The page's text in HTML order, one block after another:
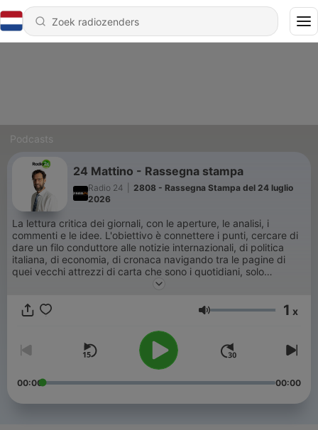
Podcasts
24 Mattino - Rassegna stampa
Radio 24
2808 - Rassegna Stampa del 24 luglio
2026
La lettura critica dei giornali, con le aperture, le analisi, i
commenti e le idee. L'obiettivo è connettere i punti, cercare di
dare un filo conduttore alle notizie internazionali, di politica
italiana, di economia, di cronaca navigando tra le pagine di
quei vecchi attrezzi di carta che sono i quotidiani, solo
apparentemente anacronistici. La squadra:
Santoro.
Volume 1 x
00:00 00:00